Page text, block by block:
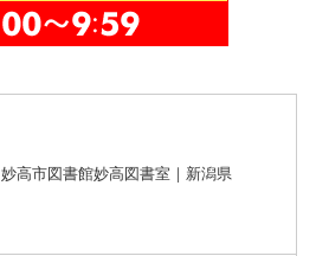
妙高市図書館妙高図書室｜新潟県